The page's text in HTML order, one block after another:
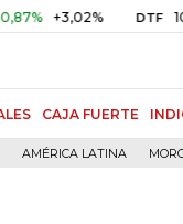
DTF 10,34%
CAJA FUERTE
AMÉRICA LATINA